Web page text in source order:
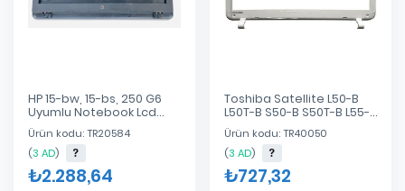
HP 15-bw, 15-bs, 250 G6
Uyumlu Notebook Lcd
Kasa Cover + Bezel Takım
/ Gri
Ürün kodu: TR20584
(3 AD)
₺2.288,64
Toshiba Satellite L50-B
L50T-B S50-B S50T-B L55-B
L55D-B L55T-B Bezel Lcd
Kapak Beyaz
Ürün kodu: TR40050
(3 AD)
₺727,32